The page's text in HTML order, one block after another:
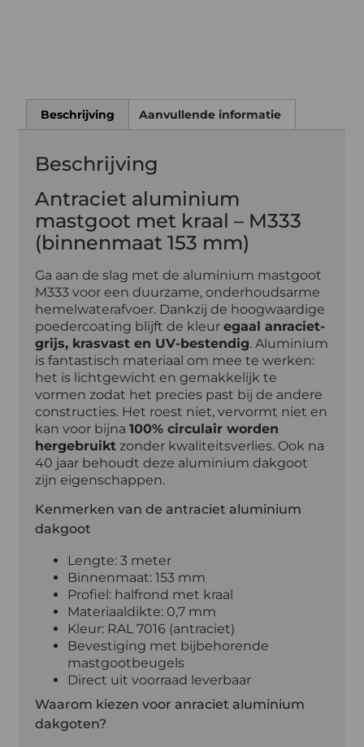
Beschrijving Aanvullende informatie
Beschrijving
Antraciet aluminium
mastgoot met kraal – M333
(binnenmaat 153 mm)
Ga aan de slag met de aluminium mastgoot
M333 voor een duurzame, onderhoudsarme
hemelwaterafvoer. Dankzij de hoogwaardige
poedercoating blijft de kleuregaal anraciet-
grijs, krasvast en UV-bestendig. Aluminium
is fantastisch materiaal om mee te werken:
het is lichtgewicht en gemakkelijk te
vormen zodat het precies past bij de andere
constructies. Het roest niet, vervormt niet en
kan voor bijna100% circulair worden
hergebruikt zonder kwaliteitsverlies. Ook na
40 jaar behoudt deze aluminium dakgoot
zijn eigenschappen.
Kenmerken van de antraciet aluminium
dakgoot
Lengte: 3 meter
Binnenmaat: 153 mm
Profiel: halfrond met kraal
Materiaaldikte: 0,7 mm
Kleur: RAL 7016 (antraciet)
Bevestiging met bijbehorende
mastgootbeugels
Direct uit voorraad leverbaar
Waarom kiezen voor anraciet aluminium
dakgoten?